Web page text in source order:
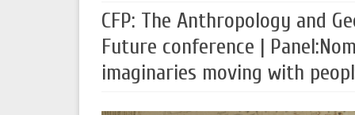
ASSEMBLEIAS GERAIS E ELEIÇÕES
PARCERIAS E PROTOCOLOS
CONTACTOS
LOGOTIPO
BOLSAS
FÓRUNS
DIA
CFP: The Anthropology and
Future conference |
imaginaries moving with